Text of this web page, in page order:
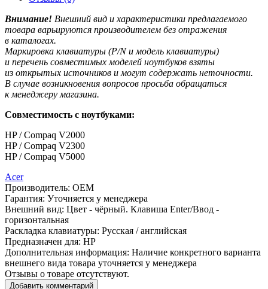
Внимание! Внешний вид и характеристики предлагаемого
товара варьируются производителем без отражения
в каталогах.
Маркировка клавиатуры (P/N и модель клавиатуры)
и перечень совместимых моделей ноутбуков взяты
из открытых источников и могут содержать неточности.
В случае возникновения вопросов просьба обращаться
к менеджеру магазина.
Совместимость с ноутбуками:
HP / Compaq V2000
HP / Compaq V2300
HP / Compaq V5000
Acer
Производитель: OEM
Гарантия: Уточняется у менеджера
Внешний вид: Цвет - чёрный. Клавиша Enter/Ввод -
горизонтальная
Раскладка клавиатуры: Русская / английская
Предназначен для: HP
Дополнительная информация: Наличие конкретного варианта
внешнего вида товара уточняется у менеджера
Отзывы о товаре отсутствуют.
Добавить комментарий